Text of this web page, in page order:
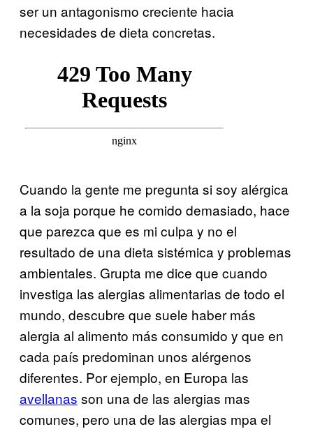
ser un antagonismo creciente hacia
necesidades de dieta concretas.
Cuando la gente me pregunta si soy alérgica
a la soja porque he comido demasiado, hace
que parezca que es mi culpa y no el
resultado de una dieta sistémica y problemas
ambientales. Grupta me dice que cuando
investiga las alergias alimentarias de todo el
mundo, descubre que suele haber más
alergia al alimento más consumido y que en
cada país predominan unos alérgenos
diferentes. Por ejemplo, en Europa las
avellanas son una de las alergias mas
comunes, pero una de las alergias mpa el